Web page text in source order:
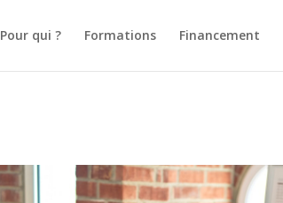
Pour qui ? Formations Financement